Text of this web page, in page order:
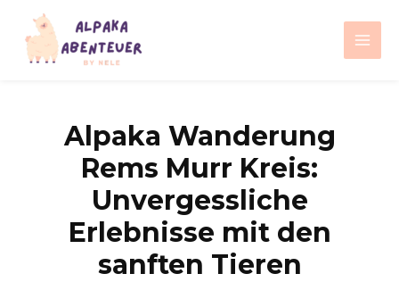
Inhalt
springen
Main
Alpaka Wanderung
Rems Murr Kreis:
Unvergessliche
Erlebnisse mit den
sanften Tieren